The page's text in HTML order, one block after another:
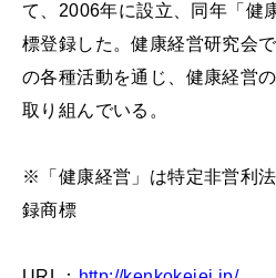
て、2006年に設立、同年「健
標登録した。健康経営研究会
の各種活動を通じ、健康経営
取り組んでいる。
※「健康経営」は特定非営利
録商標